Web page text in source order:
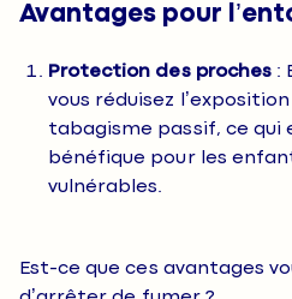
Avantages pour
Protection des proches:
vous réduisez
tabagisme passif, ce
bénéfique pour les
vulnérables.
Est-ce que ces avantages